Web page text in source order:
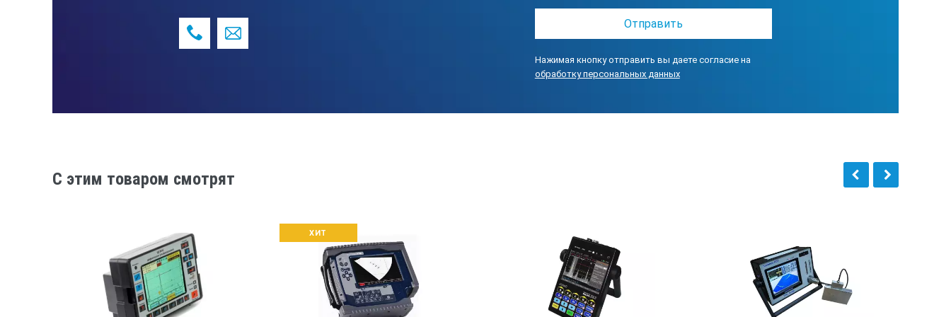
Любой отчёт об ультразвуковом исследовании включает в себя запись А-сигнала, контур максимального значения, цифровое
отображение измеряемого результата, а также определённые настройки аппарата, такие как дата, точное время и наименование
результата, которое вносится через клавиатуру устройства.
Вы всегда можете просмотреть и изменить названия результатов непосредственно на ультразвуковом дефектоскопе или используя
Данный дефектоскоп успешно прошел сертификацию по требованиям России и зарегистрирован в государственном реестре средств
Особенности
Самонастраивание при помощи контрольных эталонов СО-3 и V-2, как и их сопоставимых аналогов;
Интегрированный порт USB;
Выполнение измерений толщины либо на основе одиночного импульса, либо фиксация расстояния между двумя импульсами;
Нажимая кнопку отправить вы даете согласие на
обработку персональных данных
C этим товаром смотрят
ХИТ